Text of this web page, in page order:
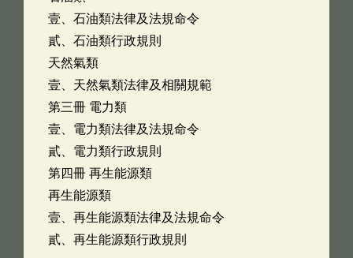
壹、石油類法律及法規命令
貳、石油類行政規則
天然氣類
壹、天然氣類法律及相關規範
第三冊 電力類
壹、電力類法律及法規命令
貳、電力類行政規則
第四冊 再生能源類
再生能源類
壹、再生能源類法律及法規命令
貳、再生能源類行政規則